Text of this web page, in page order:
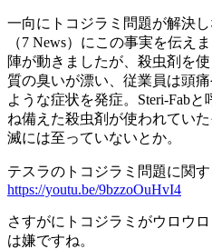
一向にトコジラミ問題が解決
（7 News）にこの事実を伝え
陣が動きましたが、殺虫剤を
質の臭いが漂い、従業員は頭
ような症状を発症。Steri-Fab
ね備えた殺虫剤が使われてい
滅には至っていないとか。
テスラのトコジラミ問題に関
https://youtu.be/9bzzoOuHvI4
さすがにトコジラミがウロウ
は嫌ですね。